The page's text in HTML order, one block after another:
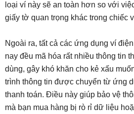
loại ví này sẽ an toàn hơn so với
giấy tờ quan trọng khác trong chiếc
Ngoài ra, tất cả các ứng dụng ví
nay đều mã hóa rất nhiều thông tin
dùng, gây khó khăn cho kẻ xấu
trình thông tin được chuyển từ ứng
thanh toán. Điều này giúp bảo vệ
mà bạn mua hàng bị rò rỉ dữ liệu